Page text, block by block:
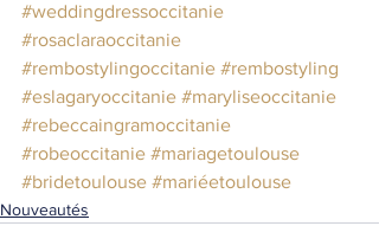
#weddingdressoccitanie
#rosaclaraoccitanie
#rembostylingoccitanie #rembostyling
#eslagaryoccitanie #maryliseoccitanie
#rebeccaingramoccitanie
#robeoccitanie #mariagetoulouse
#bridetoulouse #mariéetoulouse
Nouveautés